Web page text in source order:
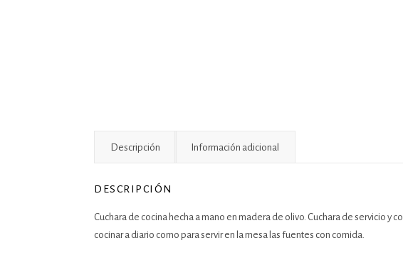
Descripción Información adicional
DESCRIPCIÓN
Cuchara de cocina hecha a mano en madera de olivo. Cuchara de servicio
cocinar a diario como para servir en la mesa las fuentes con comida.